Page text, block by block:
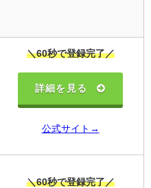
＼60秒で登録完了／
詳細を見る
公式サイト→
＼60秒で登録完了／